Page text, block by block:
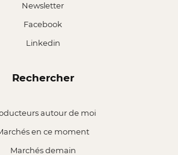
Newsletter
Facebook
Linkedin
Rechercher
autour de moi
en ce moment
Marchés demain